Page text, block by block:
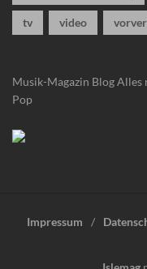
tv video
Musik-Magazin BlogAlles
Pop
Impressum